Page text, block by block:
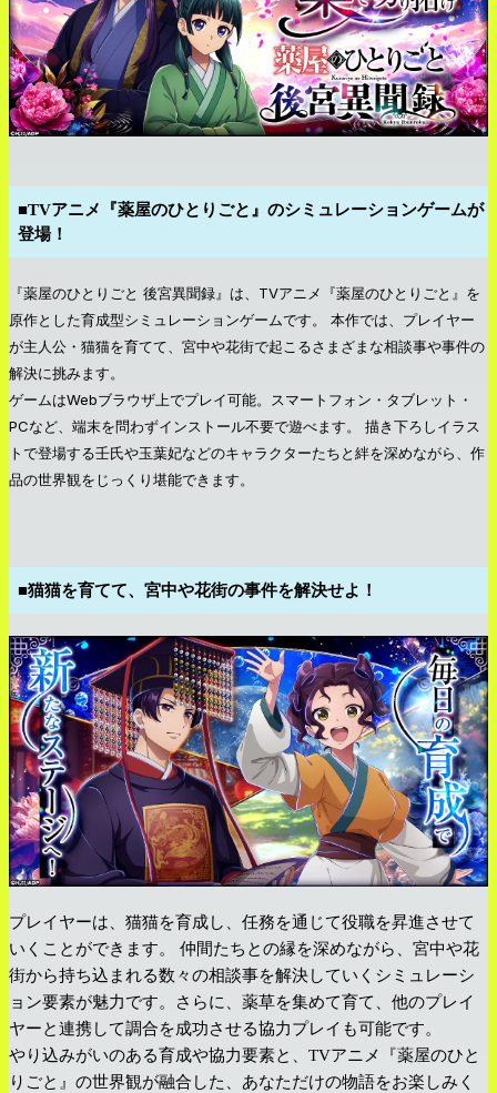
■TVアニメ『薬屋のひとりごと』のシミュレーションゲームが
登場！
『薬屋のひとりごと 後宮異聞録』は、TVアニメ『薬屋のひとりごと』を
原作とした育成型シミュレーションゲームです。 本作では、プレイヤー
が主人公・猫猫を育てて、宮中や花街で起こるさまざまな相談事や事件の
解決に挑みます。
ゲームはWebブラウザ上でプレイ可能。スマートフォン・タブレット・
PCなど、端末を問わずインストール不要で遊べます。 描き下ろしイラス
トで登場する壬氏や玉葉妃などのキャラクターたちと絆を深めながら、作
品の世界観をじっくり堪能できます。
■猫猫を育てて、宮中や花街の事件を解決せよ！
プレイヤーは、猫猫を育成し、任務を通じて役職を昇進させて
いくことができます。 仲間たちとの縁を深めながら、宮中や花
街から持ち込まれる数々の相談事を解決していくシミュレーシ
ョン要素が魅力です。さらに、薬草を集めて育て、他のプレイ
ヤーと連携して調合を成功させる協力プレイも可能です。
やり込みがいのある育成や協力要素と、TVアニメ『薬屋のひと
りごと』の世界観が融合した、あなただけの物語をお楽しみく